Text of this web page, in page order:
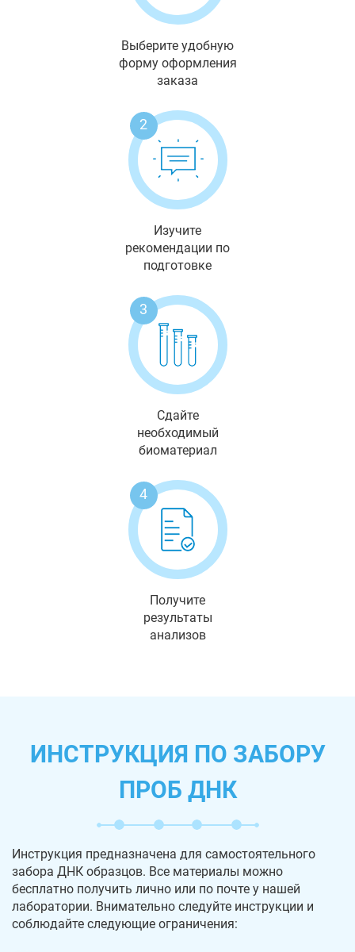
Выберите удобную
форму оформления
заказа
2
Изучите
рекомендации по
подготовке
3
Сдайте
необходимый
биоматериал
4
Получите
результаты
анализов
ИНСТРУКЦИЯ ПО ЗАБОРУ
ПРОБ ДНК
Инструкция предназначена для самостоятельного
забора ДНК образцов. Все материалы можно
бесплатно получить лично или по почте у нашей
лаборатории. Внимательно следуйте инструкции и
соблюдайте следующие ограничения: